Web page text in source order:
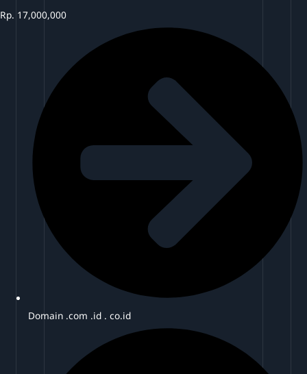
Rp. 17,000,000
Domain .com .id . co.id